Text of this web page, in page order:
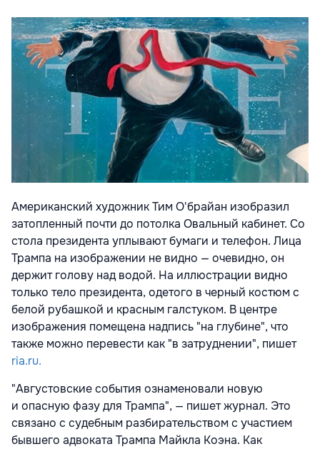
Американский художник Тим О'брайан изобразил
затопленный почти до потолка Овальный кабинет. Со
стола президента уплывают бумаги и телефон. Лица
Трампа на изображении не видно — очевидно, он
держит голову над водой. На иллюстрации видно
только тело президента, одетого в черный костюм с
белой рубашкой и красным галстуком. В центре
изображения помещена надпись "на глубине", что
также можно перевести как "в затруднении", пишет
ria.ru.
"Августовские события ознаменовали новую
и опасную фазу для Трампа", — пишет журнал. Это
связано с судебным разбирательством с участием
бывшего адвоката Трампа Майкла Коэна. Как